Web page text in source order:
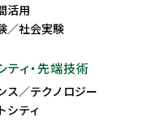
活用
／社会実験
ティ・先端技術
ス／テクノロジー
シティ